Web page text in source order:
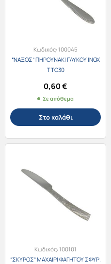
Κωδικός:100045
“ΝΑΞΟΣ” ΠΗΡΟΥΝΑΚΙ ΓΛΥΚΟΥ ΙΝΟΧ
TTC30
0,60€
Σε απόθεμα
Στο καλάθι
Κωδικός:100101
“ΣΚΥΡΟΣ” ΜΑΧΑΙΡΙ ΦΑΓΗΤΟΥ ΣΦΥΡ.